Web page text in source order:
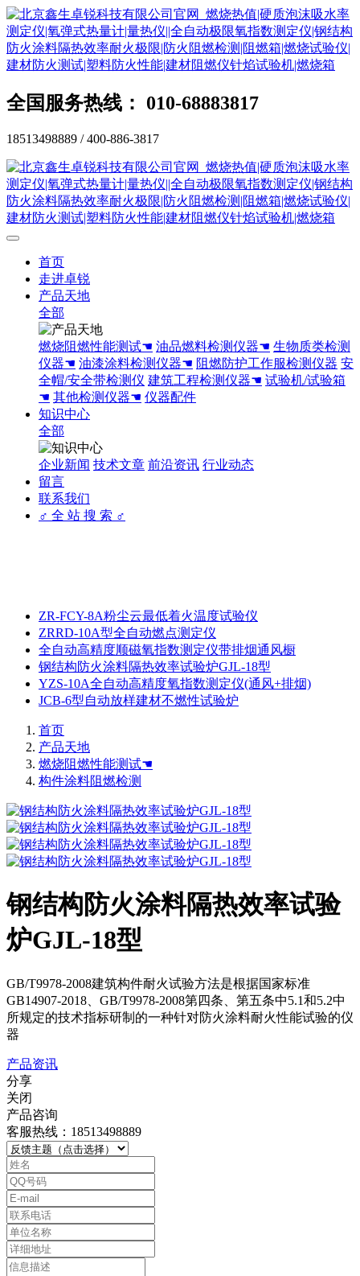
全国服务热线： 010-68883817
18513498889 / 400-886-3817
首页
走进卓锐
产品天地
全部
燃烧阻燃性能测试☚ 油品燃料检测仪器☚ 生物质类检测
仪器☚ 油漆涂料检测仪器☚ 阻燃防护工作服检测仪器 安
全帽/安全带检测仪 建筑工程检测仪器☚ 试验机/试验箱
☚ 其他检测仪器☚ 仪器配件
知识中心
全部
企业新闻 技术文章 前沿资讯 行业动态
留言
联系我们
♂ 全 站 搜 索 ♂
ZR-FCY-8A粉尘云最低着火温度试验仪
ZRRD-10A型全自动燃点测定仪
全自动高精度顺磁氧指数测定仪带排烟通风橱
钢结构防火涂料隔热效率试验炉GJL-18型
YZS-10A全自动高精度氧指数测定仪(通风+排烟)
JCB-6型自动放样建材不燃性试验炉
首页
产品天地
燃烧阻燃性能测试☚
构件涂料阻燃检测
钢结构防火涂料隔热效率试验
炉GJL-18型
GB/T9978-2008建筑构件耐火试验方法是根据国家标准
GB14907-2018、GB/T9978-2008第四条、第五条中5.1和5.2中
所规定的技术指标研制的一种针对防火涂料耐火性能试验的仪
器
产品资讯
分享
关闭
产品咨询
客服热线：18513498889